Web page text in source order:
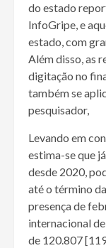
do estado
InfoGripe, e
estado, com
Além disso, as
digitação no
também se
pesquisador,
Levando em
estima-se que
desde 2020,
até o término
presença de
internacional
de 120.807